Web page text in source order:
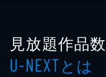
見放題作品数
U-NEXTとは